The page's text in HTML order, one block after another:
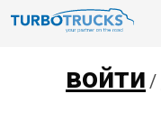
войти /